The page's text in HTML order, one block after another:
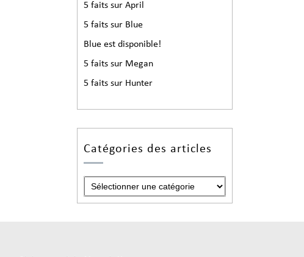
5 faits sur April
5 faits sur Blue
Blue est disponible!
5 faits sur Megan
5 faits sur Hunter
Catégories des articles